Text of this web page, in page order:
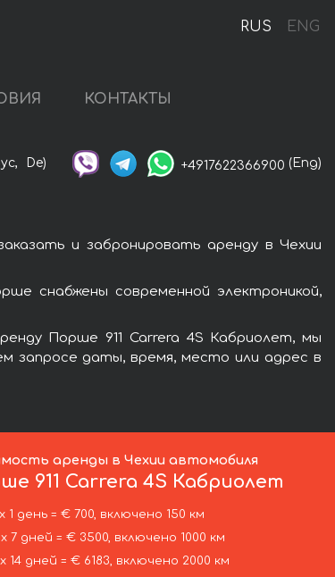
RUS ENG
КОНТАКТЫ
De) +4917622366900 (Eng)
и забронировать аренду в Чехии
снабжены современной электроникой,
Порше 911 Carrera 4S Кабриолет, мы
запросе даты, время, место или адрес в
аренды в Чехии автомобиля
911 Carrera 4S Кабриолет
1 день = € 700, включено 150 км
7 дней = € 3500, включено 1000 км
14 дней = € 6183, включено 2000 км